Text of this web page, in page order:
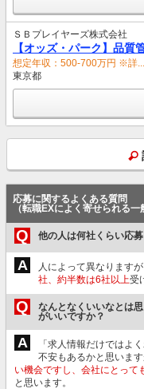
ＳＢプレイヤーズ株式会社
【オッズ・パーク】品質
想定年収：500-700万円 ※詳...
東京都
応募に関するよくある質問
（転職EXによく寄せられる一
Q 他の人は何社くらい応
A 人によって異なりますが
社、約半数は6社以上受
Q
なんとなくいいなとは
がいいですか？
A
「求人情報だけではよ
不安もあるかと思います
い機会ですし、会社にとって
と思います。